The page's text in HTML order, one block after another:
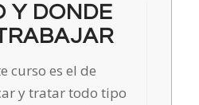
Y DONDE
curso es el de
y tratar todo tipo